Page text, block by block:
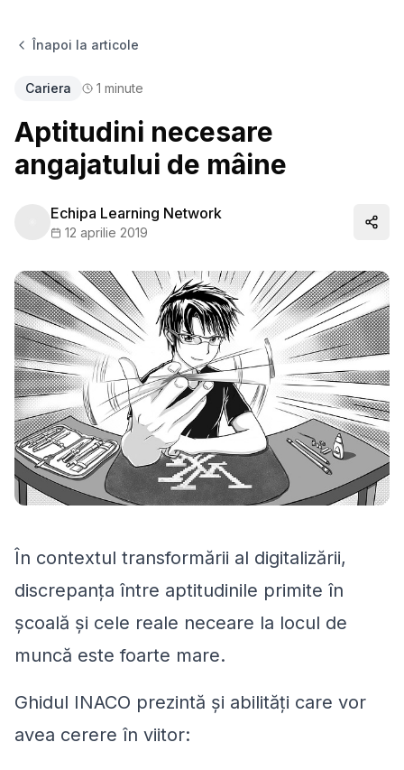
Înapoi la articole
Cariera 1 minute
Aptitudini necesare
angajatului de mâine
Echipa Learning Network
12 aprilie 2019
În contextul transformării al digitalizării,
discrepanța între aptitudinile primite în
școală și cele reale neceare la locul de
muncă este foarte mare.
Ghidul INACO prezintă și abilități care vor
avea cerere în viitor: